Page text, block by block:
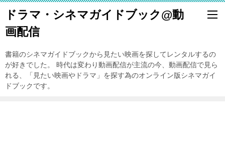
ドラマ・シネマガイドブック@動
画配信
書籍のシネマガイドブックから見たい映画を探してレンタルするの
が好きでした。 時代は変わり動画配信が主流の今、動画配信で見ら
れる、「見たい映画やドラマ」を探す為のオンライン版シネマガイ
ドブックです。